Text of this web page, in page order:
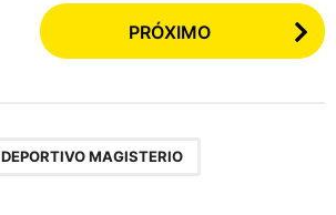
PRÓXIMO
DEPORTIVO MAGISTERIO